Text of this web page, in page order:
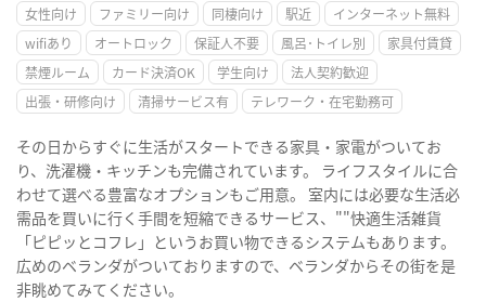
女性向け ファミリー向け 同棲向け 駅近
インターネット無料
wifiあり
オートロック 保証人不要 風呂･トイレ別
家具付賃貸
禁煙ルーム
カード決済OK 学生向け
法人契約歓迎
出張・研修向け
清掃サービス有 テレワーク・在宅勤務可
その日からすぐに生活がスタートできる家具・家電がついてお
り、洗濯機・キッチンも完備されています。 ライフスタイルに合
わせて選べる豊富なオプションもご用意。 室内には必要な生活必
需品を買いに行く手間を短縮できるサービス、""快適生活雑貨
「ピピッとコフレ」というお買い物できるシステムもあります。
広めのベランダがついておりますので、ベランダからその街を是
非眺めてみてください。